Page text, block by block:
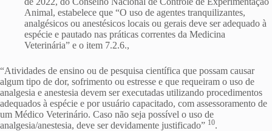
Animal, estabelece que “O uso de agentes tranquilizantes,
analgésicos ou anestésicos locais ou gerais deve ser adequado à
espécie e pautado nas práticas correntes da Medicina
Veterinária” e o item 7.2.6.,
“Atividades de ensino ou de pesquisa científica que possam causar
algum tipo de dor, sofrimento ou estresse e que requeiram o uso de
analgesia e anestesia devem ser executadas utilizando procedimentos
adequados à espécie e por usuário capacitado, com assessoramento de
um Médico Veterinário. Caso não seja possível o uso de
analgesia/anestesia, deve ser devidamente justificado” 10.